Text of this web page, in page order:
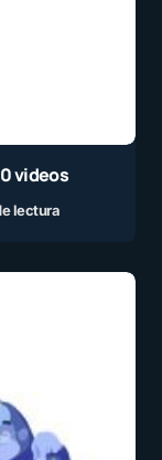
videos
lectura